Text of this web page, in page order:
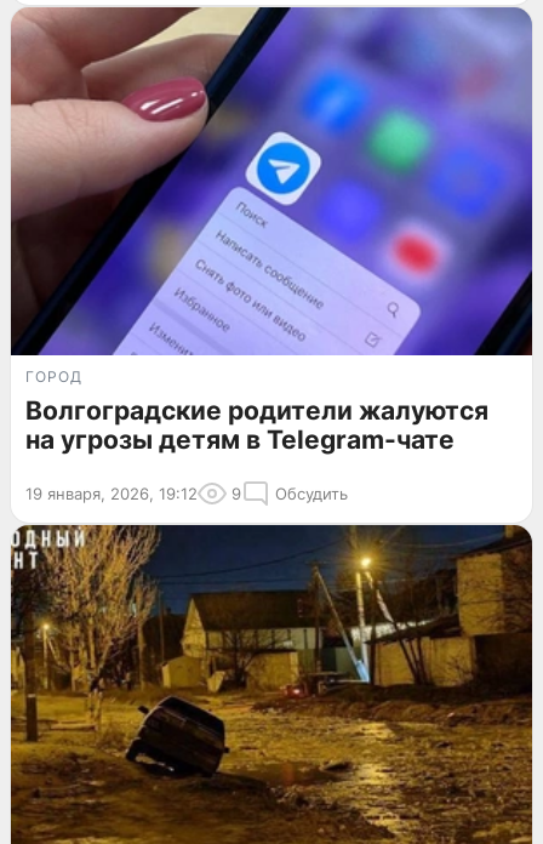
ГОРОД
Волгоградские родители жалуются
на угрозы детям в Telegram-чате
19 января, 2026, 19:12 9 Обсудить